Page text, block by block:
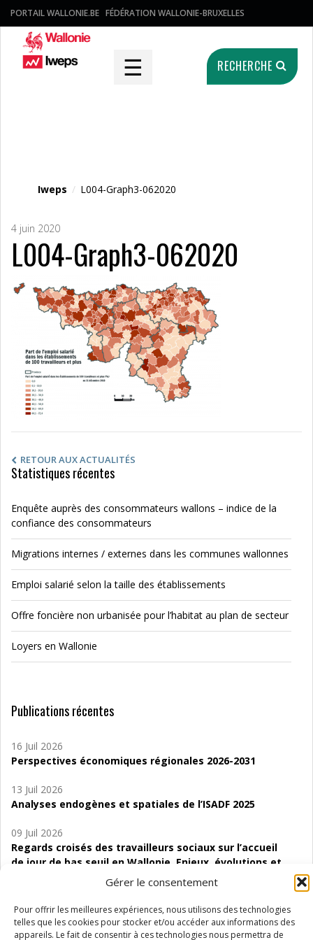
Gérer le consentement
Pour offrir les meilleures expériences, nous utilisons des technologies
telles que les cookies pour stocker et/ou accéder aux informations des
appareils. Le fait de consentir à ces technologies nous permettra de
PORTAIL WALLONIE.BE FÉDÉRATION WALLONIE-BRUXELLES
☰ RECHERCHE
Iweps / L004-Graph3-062020
4 juin 2020
L004-Graph3-062020
RETOUR AUX ACTUALITÉS
Statistiques récentes
Enquête auprès des consommateurs wallons – indice de la
confiance des consommateurs
Migrations internes / externes dans les communes wallonnes
Emploi salarié selon la taille des établissements
Offre foncière non urbanisée pour l’habitat au plan de secteur
Loyers en Wallonie
Publications récentes
16 Juil 2026
Perspectives économiques régionales 2026-2031
13 Juil 2026
Analyses endogènes et spatiales de l’ISADF 2025
09 Juil 2026
Regards croisés des travailleurs sociaux sur l’accueil
de jour de bas seuil en Wallonie. Enjeux, évolutions et
06 Juil 2026
Étude d’évaluabilité des Structures
d’accompagnement à l’autocréation d’emploi (SAACE)